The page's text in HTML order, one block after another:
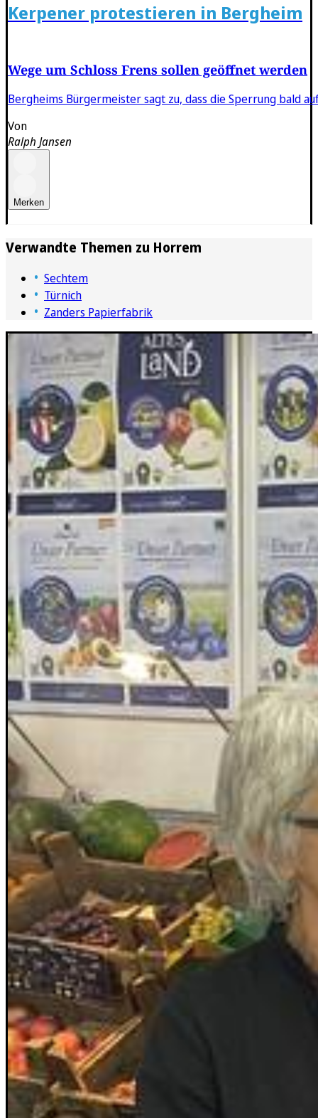
Kerpener protestieren in Bergheim
Wege um Schloss Frens sollen geöffnet werden
Bergheims Bürgermeister sagt zu, dass die Sperrung bald
Von
Ralph Jansen
Merken
Verwandte Themen zu Horrem
Sechtem
Türnich
Zanders Papierfabrik